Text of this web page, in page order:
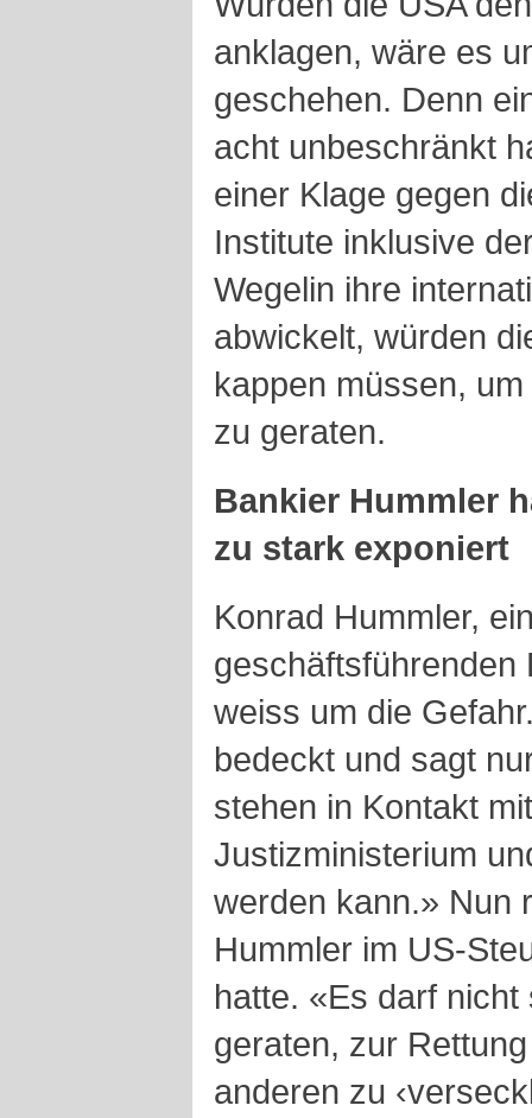
anklagen, wäre es
geschehen. Denn
acht unbeschränkt
einer Klage gegen
Institute inklusive
Wegelin ihre
abwickelt, würden
kappen müssen,
zu geraten.
Bankier Hummler
zu stark exponiert
Konrad Hummler,
geschäftsführenden
weiss um die
bedeckt und sagt
stehen in Kontakt
Justizministerium
werden kann.» Nun
Hummler im US-
hatte. «Es darf
geraten, zur
anderen zu